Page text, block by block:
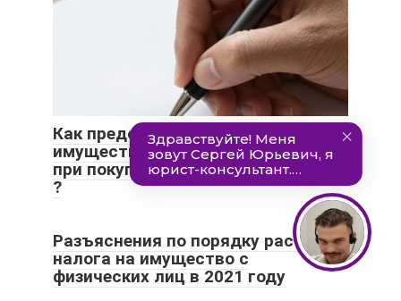
Как предоставляется
имущественный налоговый вычет
при покупке квартиры в 2015 году
?
Разъяснения по порядку расчета
налога на имущество с
физических лиц в 2021 году